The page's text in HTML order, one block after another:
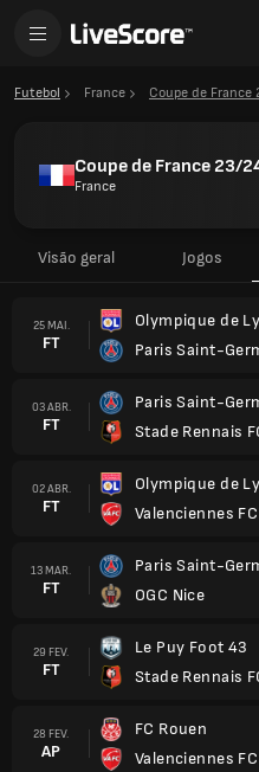
Futebol France Coupe de France
Coupe de France 23/
France
Visão geral Jogos
25 MAI.
FT
Olympique de
Paris Saint-
03 ABR.
FT
Paris Saint-
Stade Rennais
02 ABR.
FT
Olympique de
Valenciennes FC
13 MAR.
FT
Paris Saint-
OGC Nice
29 FEV.
FT
Le Puy Foot 43
Stade Rennais
28 FEV.
AP
FC Rouen
Valenciennes FC